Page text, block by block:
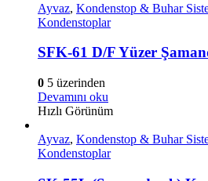
Ayvaz, Kondenstop & Buhar
Kondenstoplar
SFK-61 D/F Yüzer
0 5 üzerinden
Devamını oku
Hızlı Görünüm
Ayvaz, Kondenstop & Buhar
Kondenstoplar